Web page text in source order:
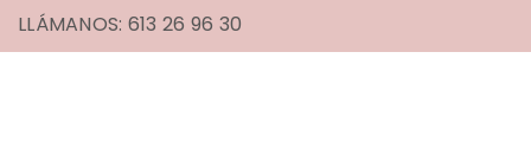
LLÁMANOS: 613 26 96 30